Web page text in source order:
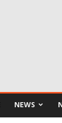
NEWS